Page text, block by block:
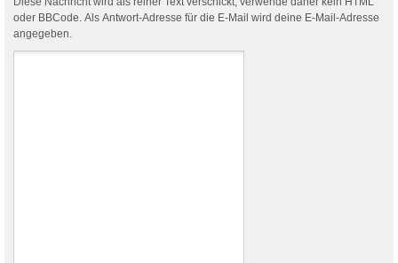
oder BBCode. Als Antwort-Adresse für die E-Mail wird deine E-Mail-Adresse
angegeben.